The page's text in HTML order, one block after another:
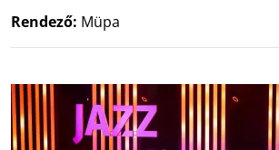
Rendező: Müpa